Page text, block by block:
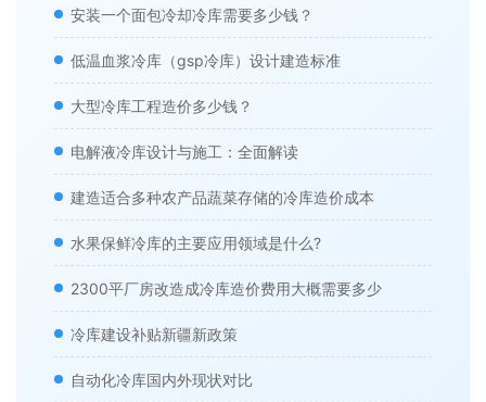
安装一个面包冷却冷库需要多少钱？
低温血浆冷库（gsp冷库）设计建造标准
大型冷库工程造价多少钱？
电解液冷库设计与施工：全面解读
建造适合多种农产品蔬菜存储的冷库造价成本
水果保鲜冷库的主要应用领域是什么?
2300平厂房改造成冷库造价费用大概需要多少
冷库建设补贴新疆新政策
自动化冷库国内外现状对比